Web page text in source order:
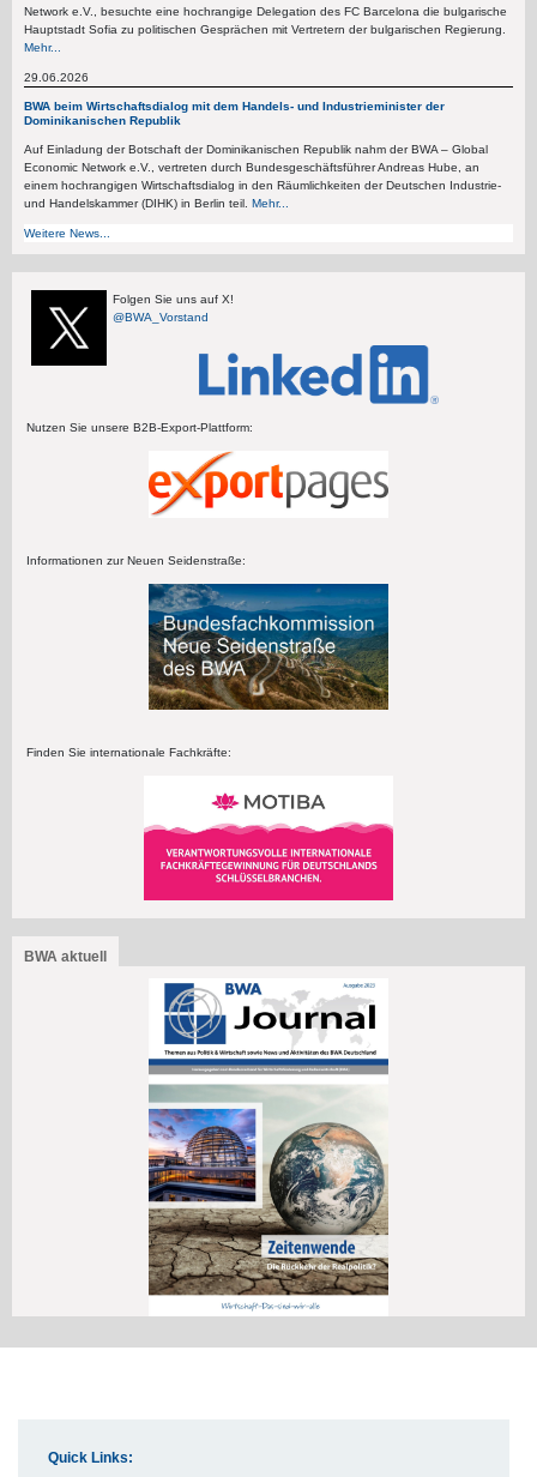
Network e.V., besuchte eine hochrangige Delegation des FC Barcelona die bulgarische
Hauptstadt Sofia zu politischen Gesprächen mit Vertretern der bulgarischen Regierung.
Mehr...
29.06.2026
BWA beim Wirtschaftsdialog mit dem Handels- und Industrieminister der
Dominikanischen Republik
Auf Einladung der Botschaft der Dominikanischen Republik nahm der BWA – Global
Economic Network e.V., vertreten durch Bundesgeschäftsführer Andreas Hube, an
einem hochrangigen Wirtschaftsdialog in den Räumlichkeiten der Deutschen Industrie-
und Handelskammer (DIHK) in Berlin teil. Mehr...
Weitere News...
Folgen Sie uns auf X!
@BWA_Vorstand
Nutzen Sie unsere B2B-Export-Plattform:
Informationen zur Neuen Seidenstraße:
Finden Sie internationale Fachkräfte:
BWA aktuell
Quick Links: